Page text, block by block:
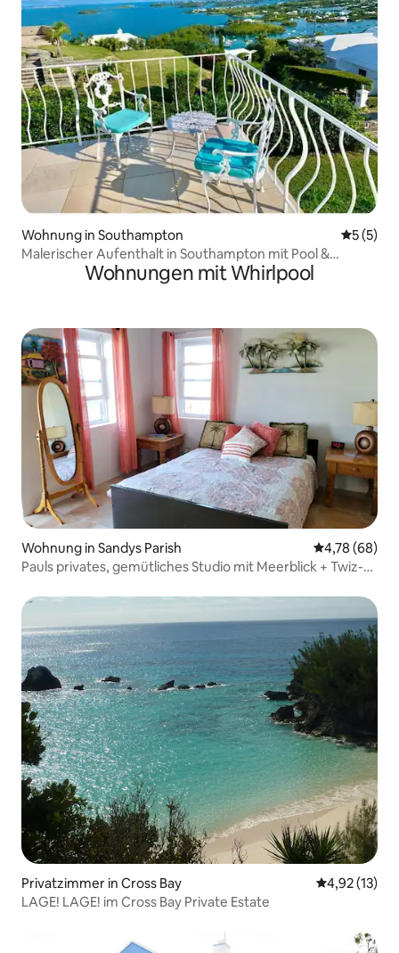
Wohnung in Southampton
5 (5)
Malerischer Aufenthalt in Southampton mit Pool &
Wohnungen mit Whirlpool
Wohnung in Sandys Parish
4,78 (68)
Pauls privates, gemütliches Studio mit Meerblick + Twiz-
Privatzimmer in Cross Bay
4,92 (13)
LAGE! LAGE! im Cross Bay Private Estate